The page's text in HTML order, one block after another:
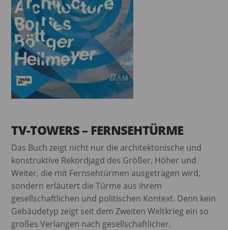
TV-TOWERS – FERNSEHTÜRME
Das Buch zeigt nicht nur die architektonische und
konstruktive Rekordjagd des Größer, Höher und
Weiter, die mit Fernsehtürmen ausgetragen wird,
sondern erläutert die Türme aus ihrem
gesellschaftlichen und politischen Kontext. Denn kein
Gebäudetyp zeigt seit dem Zweiten Weltkrieg ein so
großes Verlangen nach gesellschaftlicher,